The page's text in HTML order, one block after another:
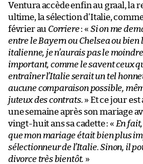
Ventura accède enfin au graal, la
ultime, la sélection d’Italie,
février au Corriere: « Si on me
entre le Bayern ou Chelsea ou bien
italienne, je n’aurais pas le
important, comme le savent ceux
entraîner l’Italie serait un tel
aucune comparaison possible,
juteux des contrats. » Et ce jour
une semaine après son mariage
vingt-huit ans sa cadette : « En
que mon mariage était bien plus
sélectionneur de l’Italie. Sinon, il
divorce très bientôt. »